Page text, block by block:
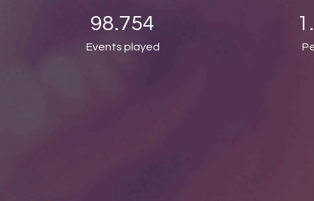
98.754
Events played